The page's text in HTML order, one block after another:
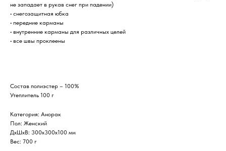
не западает в рукав снег при падении)
• снегозащитная юбка
• передние карманы
• внутренние карманы для различных целей
• все швы проклеены
Состав полиэстер – 100%
Утеплитель 100 г
Категория: Анорак
Пол: Женский
ДxШxВ: 300x300x100 мм
Вес: 700 г